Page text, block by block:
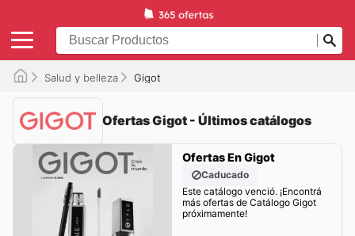
Salud y belleza Gigot
Ofertas Gigot - Últimos catálogos
Ofertas En Gigot
Caducado
Este catálogo venció. ¡Encontrá
más ofertas de Catálogo Gigot
próximamente!